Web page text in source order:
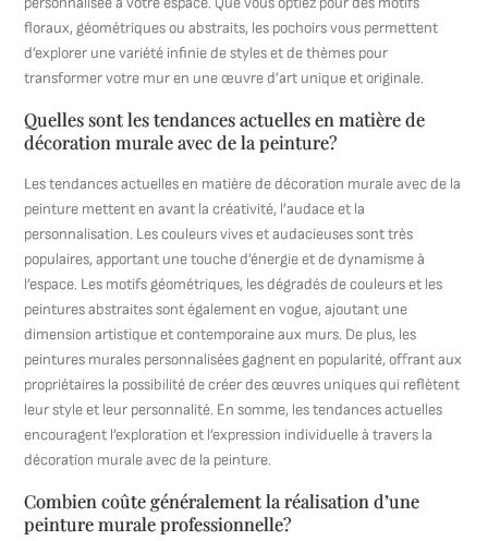
floraux, géométriques ou abstraits, les pochoirs vous permettent
d’explorer une variété infinie de styles et de thèmes pour
transformer votre mur en une œuvre d’art unique et originale.
Quelles sont les tendances actuelles en matière de
décoration murale avec de la peinture?
Les tendances actuelles en matière de décoration murale avec de la
peinture mettent en avant la créativité, l’audace et la
personnalisation. Les couleurs vives et audacieuses sont très
populaires, apportant une touche d’énergie et de dynamisme à
l’espace. Les motifs géométriques, les dégradés de couleurs et les
peintures abstraites sont également en vogue, ajoutant une
dimension artistique et contemporaine aux murs. De plus, les
peintures murales personnalisées gagnent en popularité, offrant aux
propriétaires la possibilité de créer des œuvres uniques qui reflètent
leur style et leur personnalité. En somme, les tendances actuelles
encouragent l’exploration et l’expression individuelle à travers la
décoration murale avec de la peinture.
Combien coûte généralement la réalisation d’une
peinture murale professionnelle?